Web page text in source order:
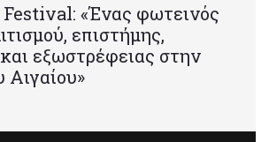
«Ένας φωτεινός
επιστήμης,
εξωστρέφειας στην
Αιγαίου»